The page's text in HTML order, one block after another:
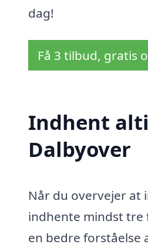
dag!
Få 3 tilbud, gratis
Indhent
Dalbyover
Når du overvejer at
indhente mindst tre
en bedre forståelse